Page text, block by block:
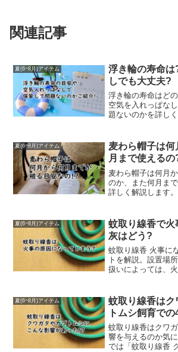
関連記事
夏(6~8月)アイテム
浮き輪の寿命
しでも大丈夫?
浮き輪の寿命はど
空気を入れっぱな
題ないのかを詳し
ても紹介。「浮き
に役立つ情報をお
夏(6~8月)アイテム
麦わら帽子は
月まで使えるの
麦わら帽子は何月
のか、また何月ま
詳しく解説します
タイミングで取り
す。この記事では
期の目安や選び方
すく紹介していま
から」で検索して
す。
夏(6~8月)アイテム
蚊取り線香で
灰はどう?
蚊取り線香 火事に
トを解説。設置場
扱いによっては、
事になる可能性に
います。火災を防
けたい方は必見で
夏(6~8月)アイテム
蚊取り線香は
トムシ飼育で
蚊取り線香はクワ
響を与えるのか気
では「蚊取り線香